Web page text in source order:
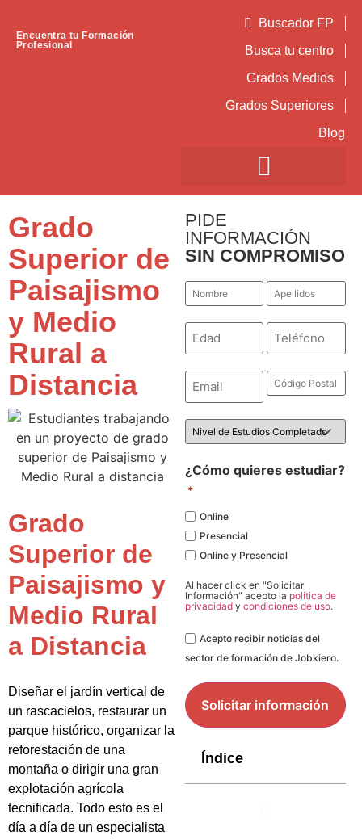
Encuentra tu Formación
Profesional
Buscador FP
Busca tu centro
Grados Medios
Grados Superiores
Blog
Grado
Superior de
Paisajismo
y Medio
Rural a
Distancia
Grado
Superior de
Paisajismo y
Medio Rural
a Distancia
Diseñar el jardín vertical de
un rascacielos, restaurar un
parque histórico, organizar la
reforestación de una
montaña o dirigir una gran
explotación agrícola
tecnificada. Todo esto es el
día a día de un especialista
PIDE
INFORMACIÓN
SIN COMPROMISO
Nombre Apellidos
*
Número Teléfono
Email
Código
Postal
Nivel
de
¿Cómo quieres estudiar?
*
Online
Presencial
Online y Presencial
Al hacer click en "Solicitar
Información" acepto la política de
privacidad y condiciones de uso.
LegalAcepto recibir noticias del
sector de formación de Jobkiero.
Índice